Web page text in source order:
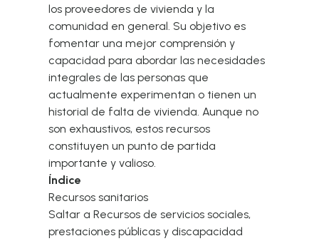
los proveedores de vivienda y la
comunidad en general. Su objetivo es
fomentar una mejor comprensión y
capacidad para abordar las necesidades
integrales de las personas que
actualmente experimentan o tienen un
historial de falta de vivienda. Aunque no
son exhaustivos, estos recursos
constituyen un punto de partida
importante y valioso.
Índice
Recursos sanitarios
Saltar a Recursos de servicios sociales,
prestaciones públicas y discapacidad